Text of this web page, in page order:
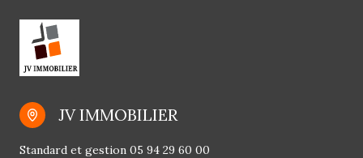
JV IMMOBILIER
Standard et gestion 05 94 29 60 00